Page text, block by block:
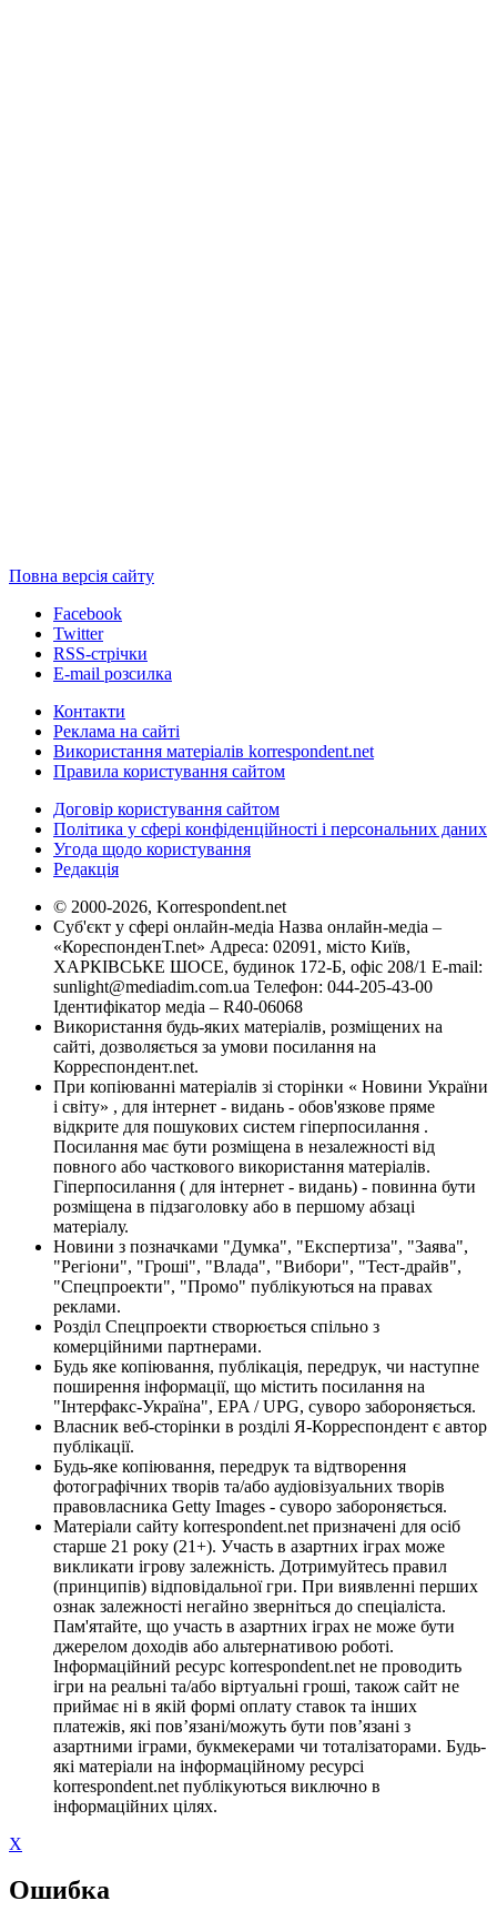
Повна версія сайту
Facebook
Twitter
RSS-стрічки
E-mail розсилка
Контакти
Реклама на сайті
Використання матеріалів korrespondent.net
Правила користування сайтом
Договір користування сайтом
Політика у сфері конфіденційності і персональних даних
Угода щодо користування
Редакція
© 2000-2026, Korrespondent.net
Суб'єкт у сфері онлайн-медіа Назва онлайн-медіа –
«КореспонденТ.net» Адреса: 02091, місто Київ,
ХАРКІВСЬКЕ ШОСЕ, будинок 172-Б, офіс 208/1 E-mail:
sunlight@mediadim.com.ua Телефон: 044-205-43-00
Ідентифікатор медіа – R40-06068
Використання будь-яких матеріалів, розміщених на
сайті, дозволяється за умови посилання на
Корреспондент.net.
При копіюванні матеріалів зі сторінки « Новини України
і світу» , для інтернет - видань - обов'язкове пряме
відкрите для пошукових систем гіперпосилання .
Посилання має бути розміщена в незалежності від
повного або часткового використання матеріалів.
Гіперпосилання ( для інтернет - видань) - повинна бути
розміщена в підзаголовку або в першому абзаці
матеріалу.
Новини з позначками "Думка", "Експертиза", "Заява",
"Регіони", "Гроші", "Влада", "Вибори", "Тест-драйв",
"Спецпроекти", "Промо" публікуються на правах
реклами.
Розділ Спецпроекти створюється спільно з
комерційними партнерами.
Будь яке копіювання, публікація, передрук, чи наступне
поширення інформації, що містить посилання на
"Інтерфакс-Україна", EPA / UPG, суворо забороняється.
Власник веб-сторінки в розділі Я-Корреспондент є автор
публікації.
Будь-яке копіювання, передрук та відтворення
фотографічних творів та/або аудіовізуальних творів
правовласника Getty Images - суворо забороняється.
Матеріали сайту korrespondent.net призначені для осіб
старше 21 року (21+). Участь в азартних іграх може
викликати ігрову залежність. Дотримуйтесь правил
(принципів) відповідальної гри. При виявленні перших
ознак залежності негайно зверніться до спеціаліста.
Пам'ятайте, що участь в азартних іграх не може бути
джерелом доходів або альтернативою роботі.
Інформаційний ресурс korrespondent.net не проводить
ігри на реальні та/або віртуальні гроші, також сайт не
приймає ні в якій формі оплату ставок та інших
платежів, які пов’язані/можуть бути пов’язані з
азартними іграми, букмекерами чи тоталізаторами. Будь-
які матеріали на інформаційному ресурсі
korrespondent.net публікуються виключно в
інформаційних цілях.
X
Ошибка